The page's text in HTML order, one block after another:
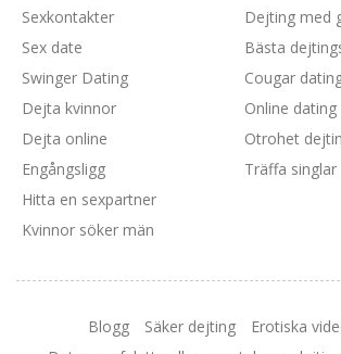
Sexkontakter
Sex date
Swinger Dating
Dejting med
Bästa
Cougar
Dejta kvinnor
Dejta online
Engångsligg
Hitta en sexpartner
Kvinnor söker män
Online dating
Otrohet
Träffa singlar
Blogg Säker dejting
Erotiska